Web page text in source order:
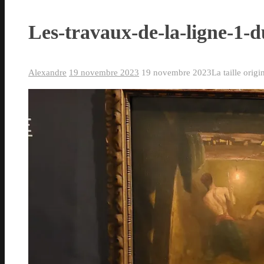
Les-travaux-de-la-ligne-1-
Alexandre 19 novembre 2023 19 novembre 2023La taille